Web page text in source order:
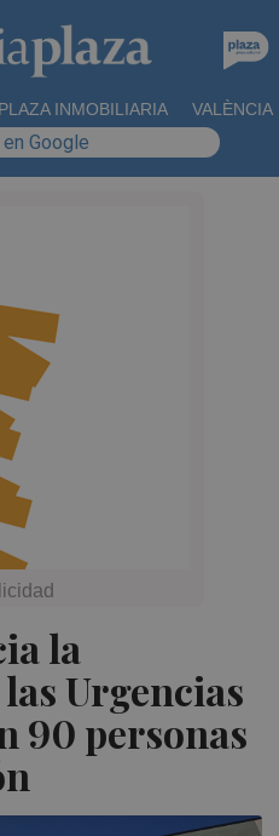
PLAZA INMOBILIARIA VALÈNCIA
Google
la
Urgencias
90 personas